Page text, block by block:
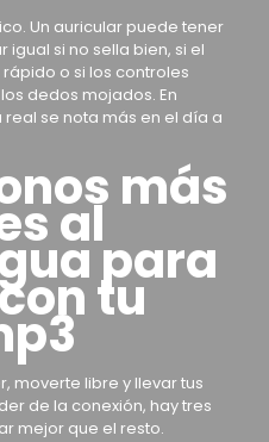
Un auricular puede tener
si no sella bien, si el
o si los controles
dedos mojados. En
se nota más en el día a
más
al
para
tu
moverte libre y llevar tus
de la conexión, hay tres
mejor que el resto.